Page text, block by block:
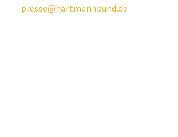
presse@hartmannbund.de